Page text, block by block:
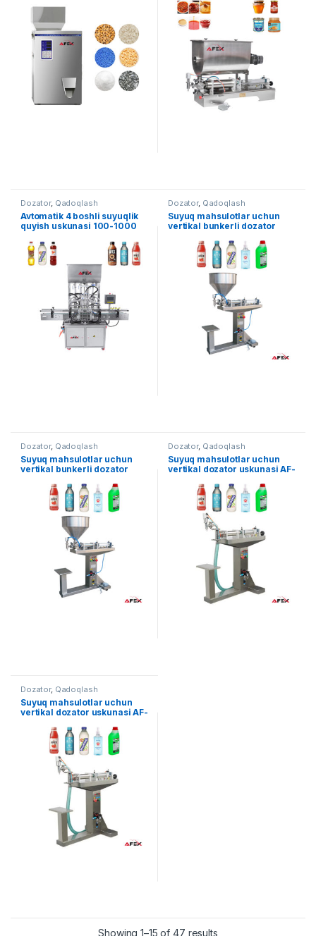
Dozator, Qadoqlash
Avtomatik 4 boshli suyuqlik
quyish uskunasi 100-1000
Dozator, Qadoqlash
Suyuq mahsulotlar uchun
vertikal bunkerli dozator
Dozator, Qadoqlash
Suyuq mahsulotlar uchun
vertikal bunkerli dozator
Dozator, Qadoqlash
Suyuq mahsulotlar uchun
vertikal dozator uskunasi AF-
Dozator, Qadoqlash
Suyuq mahsulotlar uchun
vertikal dozator uskunasi AF-
Showing 1–15 of 47 results